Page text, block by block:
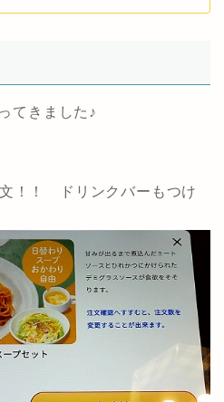
てきました♪
！！ ドリンクバーもつけ